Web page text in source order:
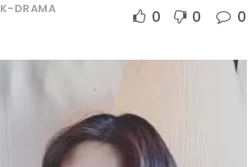
K-DRAMA
0 0 0